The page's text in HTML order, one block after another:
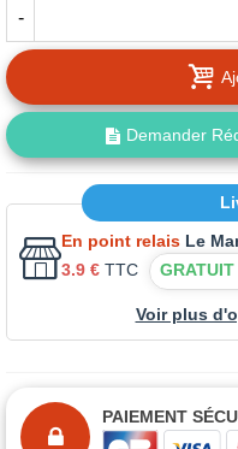
-
Demander
En point relais Le
3.9 € TTC GRATUIT
Voir plus
PAIEMENT